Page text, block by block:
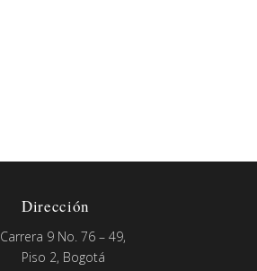
Dirección
Carrera 9 No. 76 – 49,
Piso 2, Bogotá